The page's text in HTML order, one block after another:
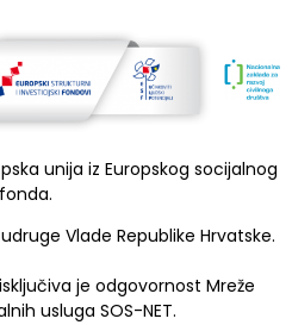
unija iz Europskog socijalnog
fonda.
Vlade Republike Hrvatske.
je odgovornost Mreže
usluga SOS-NET.